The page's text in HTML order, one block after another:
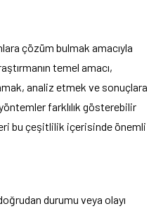
çözüm bulmak amacıyla
temel amacı,
analiz etmek ve sonuçlara
farklılık gösterebilir
bu çeşitlilik içerisinde önemli
durumu veya olayı